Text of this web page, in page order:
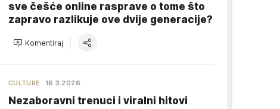
sve češće online rasprave o tome što
zapravo razlikuje ove dvije generacije?
Komentiraj
CULTURE 16.3.2026.
Nezaboravni trenuci i viralni hitovi